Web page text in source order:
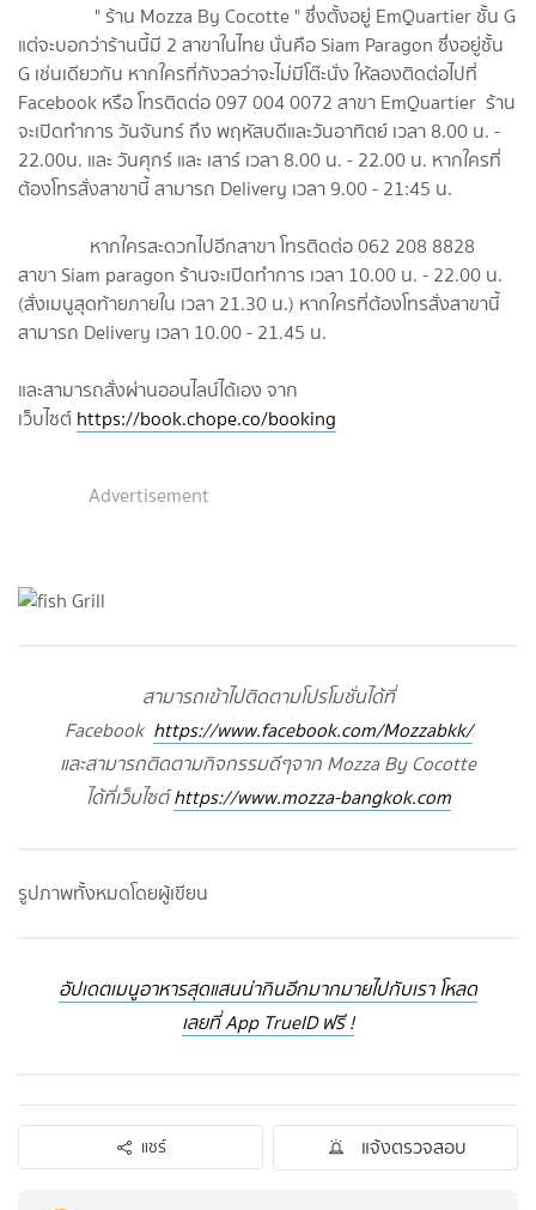
" ร้าน Mozza By Cocotte " ซึ่งตั้งอยู่ EmQuartier ชั้น G
แต่จะบอกว่าร้านนี้มี 2 สาขาในไทย นั่นคือ Siam Paragon ซึ่งอยู่ชั้น
G เช่นเดียวกัน หากใครที่กังวลว่าจะไม่มีโต๊ะนั่ง ให้ลองติดต่อไปที่
Facebook หรือ โทรติดต่อ 097 004 0072 สาขา EmQuartier ร้าน
จะเปิดทำการ วันจันทร์ ถึง พฤหัสบดีและวันอาทิตย์ เวลา 8.00 น. -
22.00น. และ วันศุกร์ และ เสาร์ เวลา 8.00 น. - 22.00 น. หากใครที่
ต้องโทรสั่งสาขานี้ สามารถ Delivery เวลา 9.00 - 21:45 น.
หากใครสะดวกไปอีกสาขา โทรติดต่อ 062 208 8828
สาขา Siam paragon ร้านจะเปิดทำการ เวลา 10.00 น. - 22.00 น.
(สั่งเมนูสุดท้ายภายใน เวลา 21.30 น.) หากใครที่ต้องโทรสั่งสาขานี้
สามารถ Delivery เวลา 10.00 - 21.45 น.
และสามารถสั่งผ่านออนไลน์ได้เอง จาก
เว็บไซต์ https://book.chope.co/booking
Advertisement
สามารถเข้าไปติดตามโปรโมชั่นได้ที่
Facebook https://www.facebook.com/Mozzabkk/
และสามารถติดตามกิจกรรมดีๆจาก Mozza By Cocotte
ได้ที่เว็บไซต์https://www.mozza-bangkok.com
รูปภาพทั้งหมดโดยผู้เขียน
อัปเดตเมนูอาหารสุดแสนน่ากินอีกมากมายไปกับเรา โหลด
เลยที่ App TrueID ฟรี !
แชร์ แจ้งตรวจสอบ